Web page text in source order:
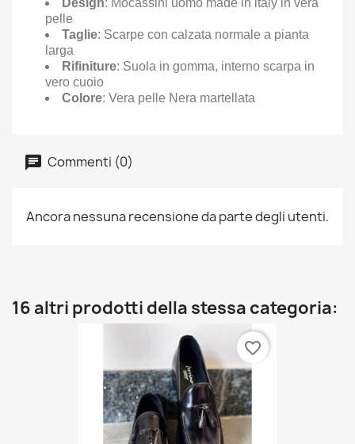
Design: Mocassini uomo made in italy in vera
pelle
Taglie: Scarpe con calzata normale a pianta
larga
Rifiniture: Suola in gomma, interno scarpa in
vero cuoio
Colore: Vera pelle Nera martellata
Commenti (0)
Ancora nessuna recensione da parte degli utenti.
16 altri prodotti della stessa categoria:
favorite_border